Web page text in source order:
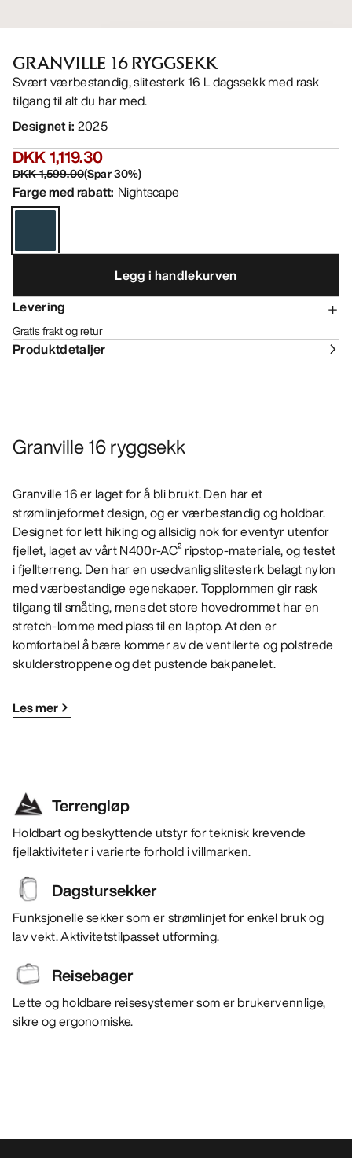
GRANVILLE 16 RYGGSEKK
Svært værbestandig, slitesterk 16 L dagssekk med rask
tilgang til alt du har med.
Designet i: 2025
DKK 1,119.30
DKK 1,599.00(Spar30%)
Farge med rabatt: Nightscape
Legg i handlekurven
Levering
Gratis frakt og retur
Produktdetaljer
Granville 16 ryggsekk
Granville 16 er laget for å bli brukt. Den har et
strømlinjeformet design, og er værbestandig og holdbar.
Designet for lett hiking og allsidig nok for eventyr utenfor
fjellet, laget av vårt N400r-AC² ripstop-materiale, og testet
i fjellterreng. Den har en usedvanlig slitesterk belagt nylon
med værbestandige egenskaper. Topplommen gir rask
tilgang til småting, mens det store hovedrommet har en
stretch-lomme med plass til en laptop. At den er
komfortabel å bære kommer av de ventilerte og polstrede
skulderstroppene og det pustende bakpanelet.
Les mer
Terrengløp
Holdbart og beskyttende utstyr for teknisk krevende
fjellaktiviteter i varierte forhold i villmarken.
Dagstursekker
Funksjonelle sekker som er strømlinjet for enkel bruk og
lav vekt. Aktivitetstilpasset utforming.
Reisebager
Lette og holdbare reisesystemer som er brukervennlige,
sikre og ergonomiske.